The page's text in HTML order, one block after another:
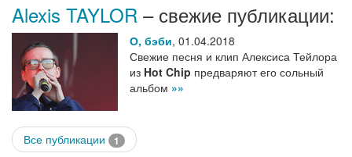
Alexis TAYLOR – свежие публикации:
О, бэби, 01.04.2018
Свежие песня и клип Алексиса Тейлора
из Hot Chip предваряют его сольный
альбом »»
Все публикации 1